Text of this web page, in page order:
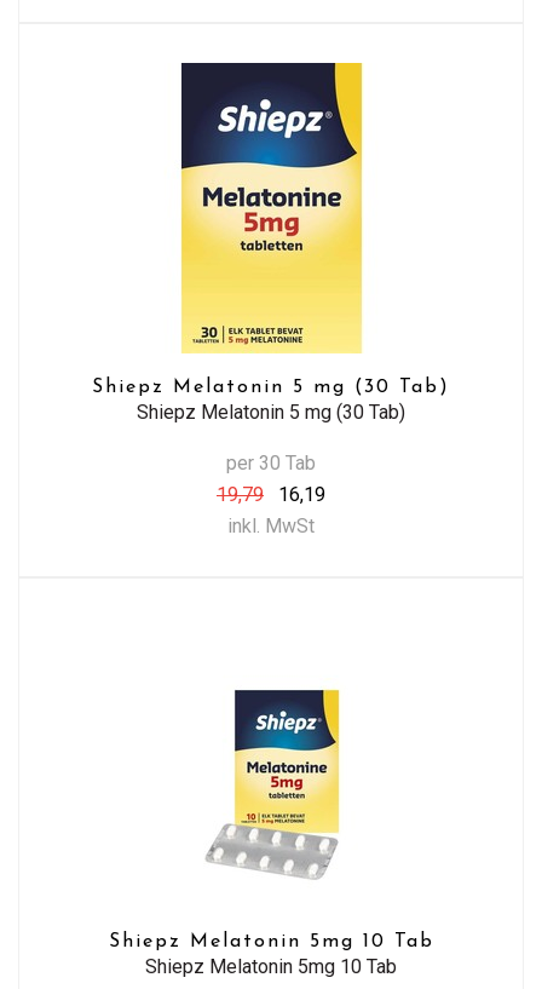
Shiepz Melatonin 5 mg (30 Tab)
Shiepz Melatonin 5 mg (30 Tab)
per 30 Tab
19,79
16,19
inkl. MwSt
Shiepz Melatonin 5mg 10 Tab
Shiepz Melatonin 5mg 10 Tab